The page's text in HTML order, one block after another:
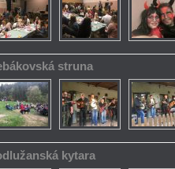
struna
kytara